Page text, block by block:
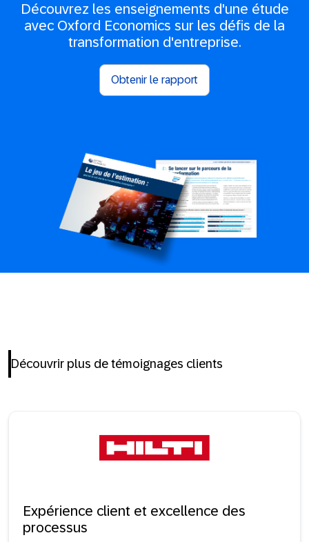
Découvrez les enseignements d'une étude
avec Oxford Economics sur les défis de la
transformation d'entreprise.
Obtenir le rapport
Découvrir plus de témoignages clients
Expérience client et excellence des
processus